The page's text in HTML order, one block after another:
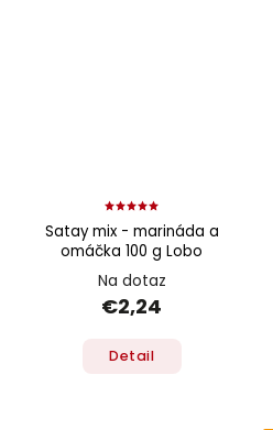
Satay mix - marináda a
omáčka 100 g Lobo
Na dotaz
€2,24
Detail